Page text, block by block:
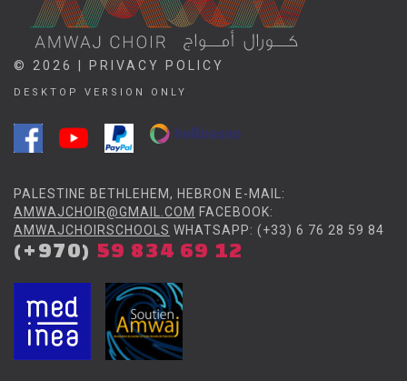
© 2026 | PRIVACY POLICY
DESKTOP VERSION ONLY
PALESTINE BETHLEHEM, HEBRON E-MAIL:
AMWAJCHOIR@GMAIL.COM FACEBOOK:
AMWAJCHOIRSCHOOLS WHATSAPP: (+33) 6 76 28 59 84
(+970) 59 834 69 12